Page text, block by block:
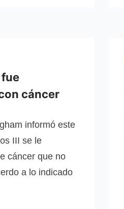
fue
cáncer
informó este
III se le
cáncer que no
a lo indicado